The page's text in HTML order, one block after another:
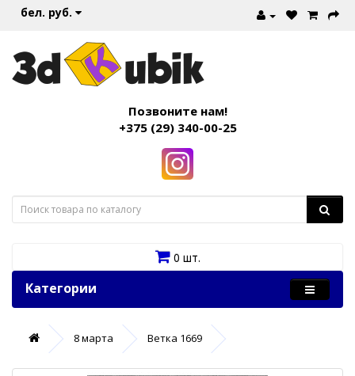
бел. руб.
Позвоните нам!
+375 (29) 340-00-25
0 шт.
Категории
8 марта Ветка 1669